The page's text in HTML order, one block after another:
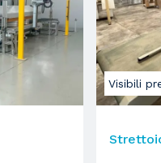
Visibili